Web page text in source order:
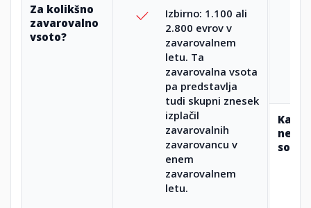
Za kolikšno
zavarovalno
vsoto?
Izbirno: 1.100 ali
2.800 evrov v
zavarovalnem
letu. Ta
zavarovalna vsota
pa predstavlja
tudi skupni znesek
izplačil
zavarovalnih
zavarovancu v
enem
zavarovalnem
letu.
so